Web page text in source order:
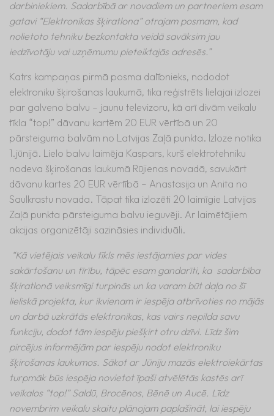
darbiniekiem. Sadarbībā ar novadiem un partneriem esam
gatavi “Elektronikas šķiratlona” otrajam posmam, kad
nolietoto tehniku bezkontakta veidā savāksim jau
iedzīvotāju vai uzņēmumu pieteiktajās adresēs.”
Katrs kampaņas pirmā posma dalībnieks, nododot
elektroniku šķirošanas laukumā, tika reģistrēts lielajai izlozei
par galveno balvu – jaunu televizoru, kā arī divām veikalu
tīkla “top!” dāvanu kartēm 20 EUR vērtībā un 20
pārsteiguma balvām no Latvijas Zaļā punkta. Izloze notika
1.jūnijā. Lielo balvu laimēja Kaspars, kurš elektrotehniku
nodeva šķirošanas laukumā Rūjienas novadā, savukārt
dāvanu kartes 20 EUR vērtībā – Anastasija un Anita no
Saulkrastu novada. Tāpat tika izlozēti 20 laimīgie Latvijas
Zaļā punkta pārsteiguma balvu ieguvēji. Ar laimētājiem
akcijas organizētāji sazināsies individuāli.
“Kā vietējais veikalu tīkls mēs iestājamies par vides
sakārtošanu un tīrību, tāpēc esam gandarīti, ka sadarbība
šķiratlonā veiksmīgi turpinās un ka varam būt daļa no šī
lieliskā projekta, kur ikvienam ir iespēja atbrīvoties no mājās
un darbā uzkrātās elektronikas, kas vairs nepilda savu
funkciju, dodot tām iespēju piešķirt otru dzīvi. Līdz šim
pircējus informējām par iespēju nodot elektroniku
šķirošanas laukumos. Sākot ar Jūniju mazās elektroiekārtas
turpmāk būs iespēja novietot īpaši atvēlētās kastēs arī
veikalos “top!” Saldū, Brocēnos, Bēnē un Aucē. Līdz
novembrim veikalu skaitu plānojam paplašināt, lai iespēju